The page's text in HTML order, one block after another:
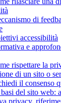
di
accessibilità
e
rispettare la
di un sito o
il consenso
del sito web:
privacy,